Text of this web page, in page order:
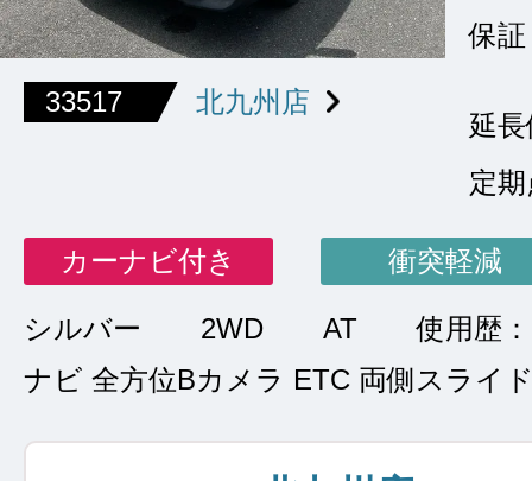
33517 北九州店
保証
延
定
カーナビ付き 衝突軽減
シルバー 2WD AT
使用歴
ナビ 全方位Bカメラ ETC 両側スライ